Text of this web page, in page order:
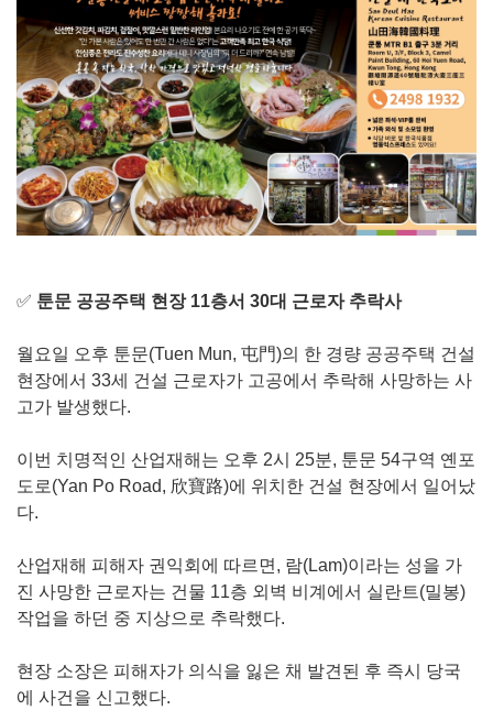
✅ 툰문 공공주택 현장 11층서 30대 근로자 추락사
월요일 오후 툰문(Tuen Mun, 屯門)의 한 경량 공공주택 건설
현장에서 33세 건설 근로자가 고공에서 추락해 사망하는 사
고가 발생했다.
이번 치명적인 산업재해는 오후 2시 25분, 툰문 54구역 옌포
도로(Yan Po Road, 欣寶路)에 위치한 건설 현장에서 일어났
다.
산업재해 피해자 권익회에 따르면, 람(Lam)이라는 성을 가
진 사망한 근로자는 건물 11층 외벽 비계에서 실란트(밀봉)
작업을 하던 중 지상으로 추락했다.
현장 소장은 피해자가 의식을 잃은 채 발견된 후 즉시 당국
에 사건을 신고했다.